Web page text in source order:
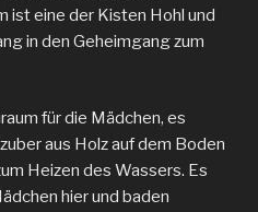
ist eine der Kisten Hohl und
in den Geheimgang zum
für die Mädchen, es
aus Holz auf dem Boden
Heizen des Wassers. Es
hier und baden